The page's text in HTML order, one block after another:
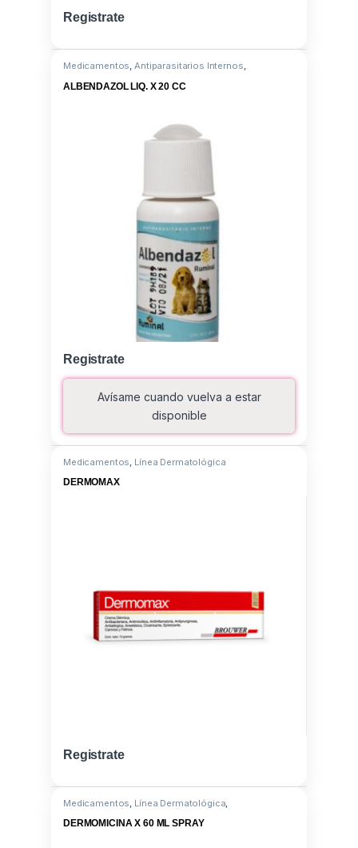
Registrate
Medicamentos,Antiparasitarios Internos,
ALBENDAZOL LIQ. X 20 CC
Registrate
Avísame cuando vuelva a estar
disponible
Medicamentos Línea Dermatológica
DERMOMAX
Registrate
Medicamentos, Línea Dermatológica,
Gentamicina/Difenilhiram/LIDOC
DERMOMICINA X 60 ML SPRAY